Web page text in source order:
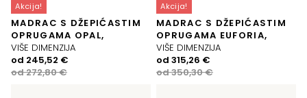
Akcija!
MADRAC S DŽEPIĆASTIM
OPRUGAMA OPAL,
VIŠE DIMENZIJA
od272,80€
Izvorna
cijena
od 245,52 €
Trenutna
cijena
Akcija!
MADRAC S DŽEPIĆASTIM
OPRUGAMA EUFORIA,
VIŠE DIMENZIJA
od350,30€
Izvorna
cijena
od 315,26 €
Trenutna
cijena